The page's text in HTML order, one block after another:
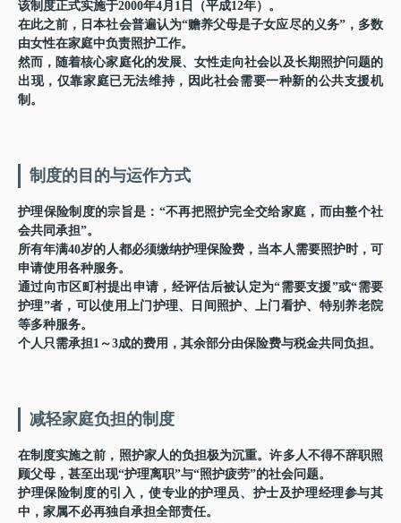
该制度正式实施于2000年4月1日（平成12年） 。
在此之前，日本社会普遍认为“赡养父母是子女应尽的义务”，多数
由女性在家庭中负责照护工作。
然而，随着核心家庭化的发展、女性走向社会以及长期照护问题的
出现，仅靠家庭已无法维持，因此社会需要一种新的公共支援机
制。
制度的目的与运作方式
护理保险制度的宗旨是： “不再把照护完全交给家庭，而由整个社
会共同承担”。
所有年满40岁的人都必须缴纳护理保险费，当本人需要照护时，可
申请使用各种服务。
通过向市区町村提出申请，经评估后被认定为“需要支援”或“需要
护理”者，可以使用上门护理、日间照护、上门看护、特别养老院
等多种服务。
个人只需承担1～3成的费用，其余部分由保险费与税金共同负担。
减轻家庭负担的制度
在制度实施之前，照护家人的负担极为沉重。许多人不得不辞职照
顾父母，甚至出现“护理离职”与“照护疲劳”的社会问题。
护理保险制度的引入，使专业的护理员、护士及护理经理参与其
中，家属不必再独自承担全部责任。